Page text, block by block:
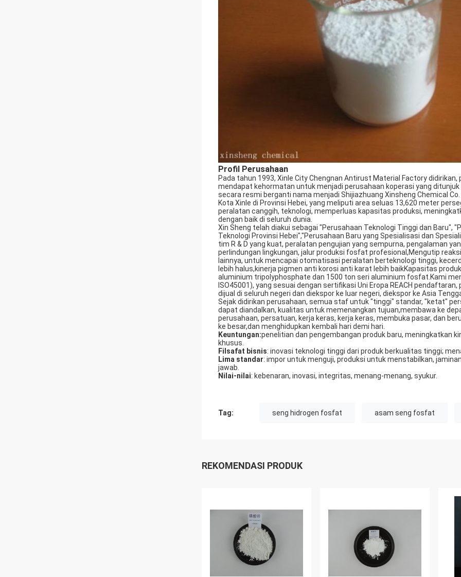
Profil Perusahaan
Pada tahun 1993, Xinle City Chengnan Antirust Material Factory
mendapat kehormatan untuk menjadi perusahaan koperasi yang
secara resmi berganti nama menjadi Shijiazhuang Xinsheng Chemical
Kota Xinle di Provinsi Hebei, yang meliputi area seluas 13,620 meter
peralatan canggih, teknologi, memperluas kapasitas produksi,
dengan baik di seluruh dunia.
Xin Sheng telah diakui sebagai "Perusahaan Teknologi Tinggi dan Baru",
Teknologi Provinsi Hebei","Perusahaan Baru yang Spesialisasi dan
tim R & D yang kuat, peralatan pengujian yang sempurna, pengalaman
perlindungan lingkungan, jalur produksi fosfat profesional,Mengutip
lainnya, untuk mencapai otomatisasi peralatan berteknologi tinggi,
lebih halus,kinerja pigmen anti korosi anti karat lebih baikKapasitas
aluminium tripolyphosphate dan 1500 ton seri aluminium fosfat.Kami
ISO45001), yang sesuai dengan sertifikasi Uni Eropa REACH
dijual di seluruh negeri dan diekspor ke luar negeri, diekspor ke Asia
Sejak didirikan perusahaan, semua staf untuk "tinggi" standar, "ketat"
dapat diandalkan, kualitas untuk memenangkan tujuan,membawa ke
perusahaan, persatuan, kerja keras, kerja keras, membuka pasar, dan
ke besar,dan menghidupkan kembali hari demi hari.
Keuntungan:penelitian dan pengembangan produk baru, meningkatkan
khusus.
Filsafat bisnis: inovasi teknologi tinggi dari produk berkualitas tinggi;
Lima standar: impor untuk menguji, produksi untuk menstabilkan,
jawab.
Nilai-nilai: kebenaran, inovasi, integritas, menang-menang, syukur.
Tag: seng hidrogen fosfat asam seng fosfat
REKOMENDASI PRODUK